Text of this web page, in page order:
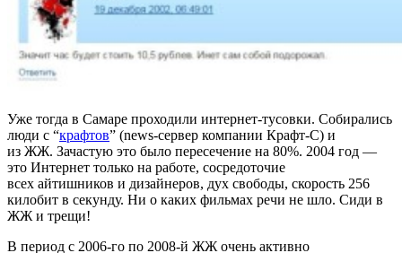
Уже тогда в Самаре проходили интернет-тусовки. Собирались
люди с “крафтов” (news-сервер компании Крафт-С) и
из ЖЖ. Зачастую это было пересечение на 80%. 2004 год —
это Интернет только на работе, сосредоточие
всех айтишников и дизайнеров, дух свободы, скорость 256
килобит в секунду. Ни о каких фильмах речи не шло. Сиди в
ЖЖ и трещи!
В период с 2006-го по 2008-й ЖЖ очень активно